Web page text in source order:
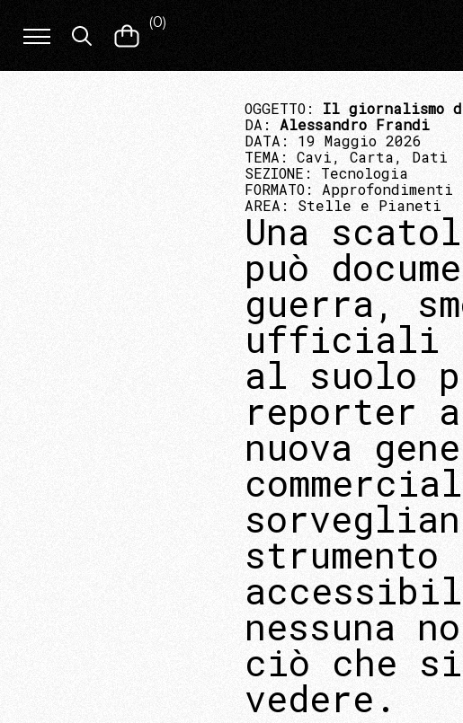
(0)
OGGETTO: Il giornalismo
DA: Alessandro Frandi
DATA: 19 Maggio 2026
TEMA: Cavi, Carta, Dati
SEZIONE: Tecnologia
FORMATO: Approfondimenti
AREA: Stelle e Pianeti
Una
può
guerra,
ufficiali
al suolo
reporter
nuova
nessuna
ciò che
vedere.